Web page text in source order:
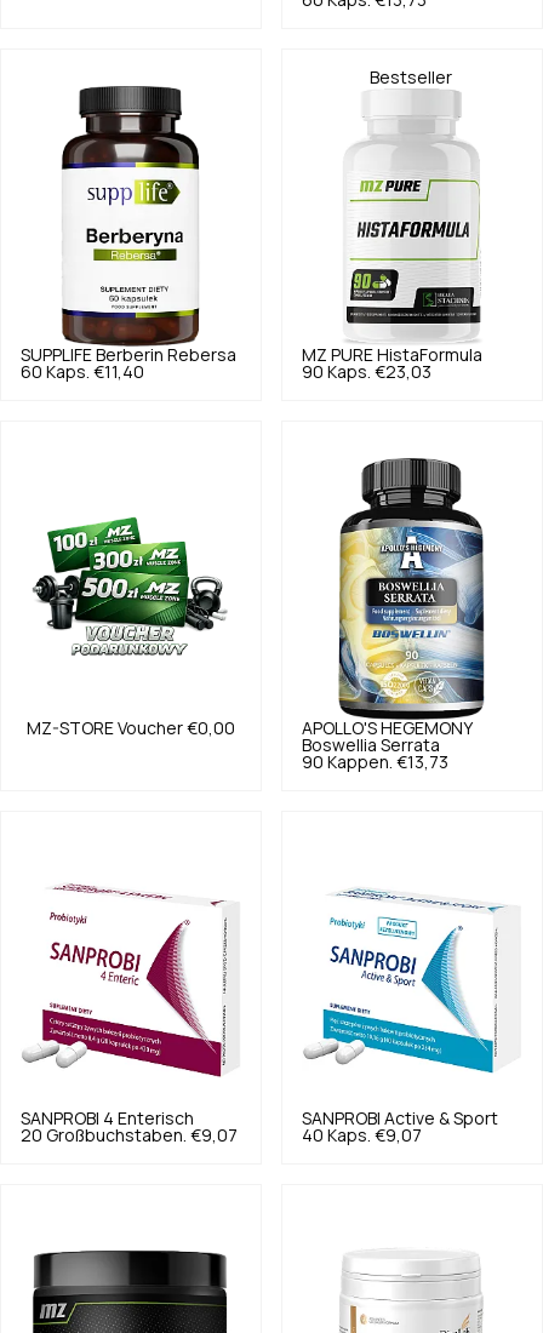
SUPPLIFE Berberin Rebersa
60 Kaps. €11,40
Bestseller
MZ PURE HistaFormula
90 Kaps. €23,03
MZ-STORE Voucher €0,00
APOLLO'S HEGEMONY
Boswellia Serrata
90 Kappen. €13,73
SANPROBI 4 Enterisch
20 Großbuchstaben. €9,07
SANPROBI Active & Sport
40 Kaps. €9,07